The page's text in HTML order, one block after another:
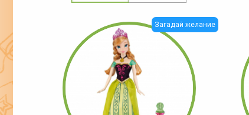
Загадай желание